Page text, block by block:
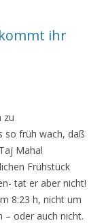
ihr
zu
so früh wach, daß
Mahal
Frühstück
tat er aber nicht!
8:23 h, nicht um
– oder auch nicht.